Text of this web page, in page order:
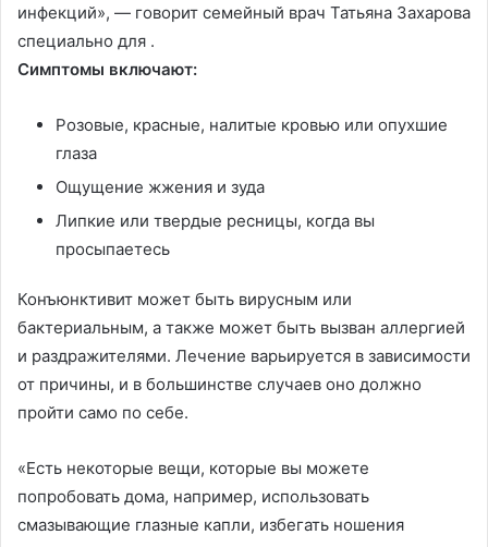
инфекций», — говорит семейный врач Татьяна Захарова
специально для .
Симптомы включают:
Розовые, красные, налитые кровью или опухшие
глаза
Ощущение жжения и зуда
Липкие или твердые ресницы, когда вы
просыпаетесь
Конъюнктивит может быть вирусным или
бактериальным, а также может быть вызван аллергией
и раздражителями. Лечение варьируется в зависимости
от причины, и в большинстве случаев оно должно
пройти само по себе.
«Есть некоторые вещи, которые вы можете
попробовать дома, например, использовать
смазывающие глазные капли, избегать ношения